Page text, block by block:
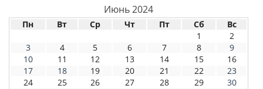
Июнь 2024
Пн Вт Ср Чт Пт Сб
Вс
1
2
3
4 5 6 7 8
9
10
11 12 13 14 15
16
17
18 19 20 21 22
23
24
25 26 27 28 29 30